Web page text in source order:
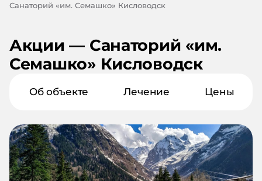
Санаторий «им. Семашко» Кисловодск
Акции — Санаторий «им.
Семашко» Кисловодск
Об объекте Лечение Цены